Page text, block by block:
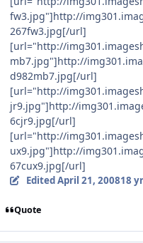
fw3.jpg"]http://
267fw3.jpg[/url]
[url="http://
mb7.jpg"]http://
d982mb7.jpg[/url]
[url="http://
jr9.jpg"]http://
6cjr9.jpg[/url]
[url="http://
ux9.jpg"]http://
67cux9.jpg[/url]
EditedApril 21, 200818 yr
Quote